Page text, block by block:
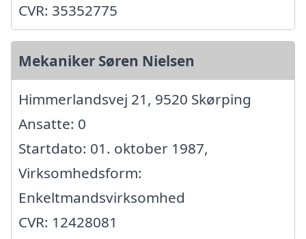
CVR: 35352775
Mekaniker Søren Nielsen
Himmerlandsvej 21, 9520 Skørping
Ansatte: 0
Startdato: 01. oktober 1987,
Virksomhedsform:
Enkeltmandsvirksomhed
CVR: 12428081